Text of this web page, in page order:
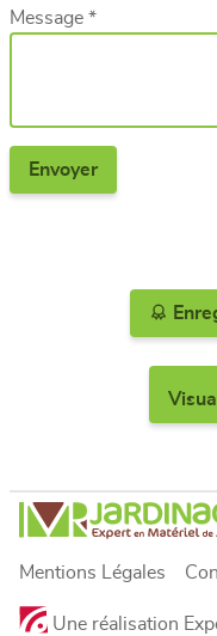
Message *
Mentions Légales
Une réalisation